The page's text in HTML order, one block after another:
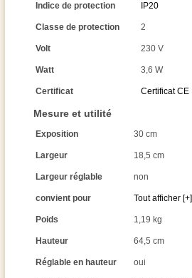
Indice de protection IP20
Classe de protection 2
Volt 230 V
Watt 3,6 W
Certificat Certificat CE
Mesure et utilité
Exposition 30 cm
Largeur 18,5 cm
Largeur réglable non
convient pour Tout afficher [+]
Poids 1,19 kg
Hauteur 64,5 cm
Réglable en hauteur oui